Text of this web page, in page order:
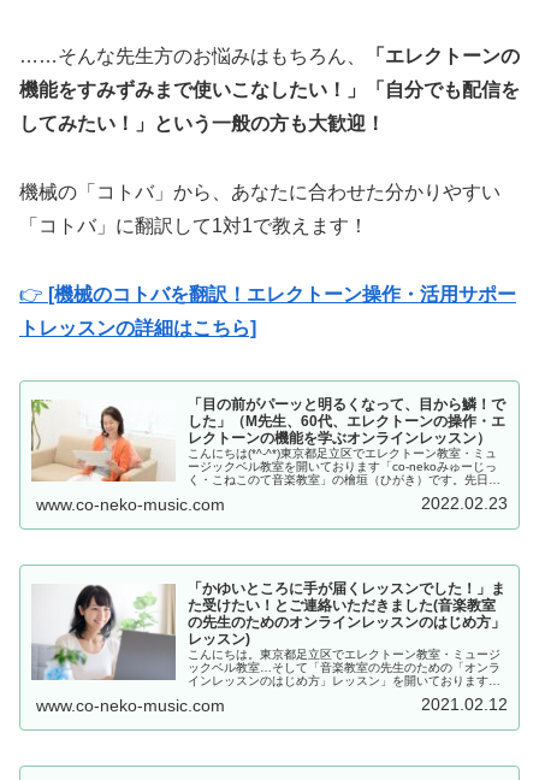
……そんな先生方のお悩みはもちろん、
「エレクトーンの
機能をすみずみまで使いこなしたい！」「自分でも配信を
してみたい！」という一般の方も大歓迎！
機械の「コトバ」から、あなたに合わせた分かりやすい
「コトバ」に翻訳して1対1で教えます！
👉 [機械のコトバを翻訳！エレクトーン操作・活用サポー
トレッスンの詳細はこちら]
「目の前がパーッと明るくなって、目から鱗！で
した」（M先生、60代、エレクトーンの操作・エ
レクトーンの機能を学ぶオンラインレッスン）
こんにちは(*^-^*)東京都足立区でエレクトーン教室・ミュ
ージックベル教室を開いております「co-nekoみゅーじっ
く・こねこのて音楽教室」の檜垣（ひがき）です。先日、
クトーンの操作…
www.co-neko-music.com 2022.02.23
「かゆいところに手が届くレッスンでした！」ま
た受けたい！とご連絡いただきました(音楽教室
の先生のためのオンラインレッスンのはじめ方」
レッスン)
こんにちは。東京都足立区でエレクトーン教室・ミュージ
ックベル教室…そして「音楽教室の先生のための「オンラ
インレッスンのはじめ方」レッスン」を開いております
（ひがき）です。「先生のための…
www.co-neko-music.com 2021.02.12